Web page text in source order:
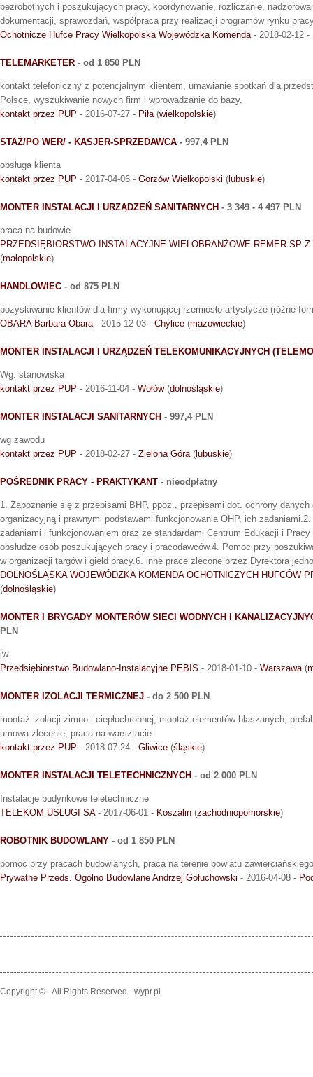
bezrobotnych i poszukujących pracy, koordynowanie, rozliczanie,
dokumentacji, sprawozdań, współpraca przy realizacji programów rynku
Ochotnicze Hufce Pracy Wielkopolska Wojewódzka Komenda - 2018-02-12 -
TELEMARKETER - od 1 850 PLN
kontakt telefoniczny z potencjalnym klientem, umawianie spotkań dla
Polsce, wyszukiwanie nowych firm i wprowadzanie do bazy,
kontakt przez PUP - 2016-07-27 - Piła (wielkopolskie)
STAŻ/PO WER/ - KASJER-SPRZEDAWCA - 997,4 PLN
obsługa klienta
kontakt przez PUP - 2017-04-06 - Gorzów Wielkopolski (lubuskie)
MONTER INSTALACJI I URZĄDZEŃ SANITARNYCH - 3 349 - 4 497 PLN
praca na budowie
PRZEDSIĘBIORSTWO INSTALACYJNE WIELOBRANŻOWE REMER SP Z
(małopolskie)
HANDLOWIEC - od 875 PLN
pozyskiwanie klientów dla firmy wykonującej rzemiosło artystycze (różne
OBARA Barbara Obara - 2015-12-03 - Chylice (mazowieckie)
MONTER INSTALACJI I URZĄDZEŃ TELEKOMUNIKACYJNYCH
Wg. stanowiska
kontakt przez PUP - 2016-11-04 - Wołów(dolnośląskie)
MONTER INSTALACJI SANITARNYCH - 997,4 PLN
wg zawodu
kontakt przez PUP - 2018-02-27 - Zielona Góra (lubuskie)
POŚREDNIK PRACY - PRAKTYKANT - nieodpłatny
1. Zapoznanie się z przepisami BHP, ppoż., przepisami dot. ochrony
organizacyjną i prawnymi podstawami funkcjonowania OHP, ich
zadaniami i funkcjonowaniem oraz ze standardami Centrum Edukacji i Pracy
obsłudze osób poszukujących pracy i pracodawców.4. Pomoc przy
w organizacji targów i giełd pracy.6. inne prace zlecone przez Dyrektora
DOLNOŚLĄSKA WOJEWÓDZKA KOMENDA OCHOTNICZYCH HUFCÓW
(dolnośląskie)
MONTER I BRYGADY MONTERÓW SIECI WODNYCH I
PLN
jw.
Przedsiębiorstwo Budowlano-Instalacyjne PEBIS - 2018-01-10 - Warszawa (
MONTER IZOLACJI TERMICZNEJ - do 2 500 PLN
montaż izolacji zimno i ciepłochronnej, montaż elementów blaszanych;
umowa zlecenie; praca na warsztacie
kontakt przez PUP - 2018-07-24 - Gliwice (śląskie)
MONTER INSTALACJI TELETECHNICZNYCH - od 2 000 PLN
Instalacje budynkowe teletechniczne
TELEKOM USŁUGI SA- 2017-06-01 - Koszalin (zachodniopomorskie)
ROBOTNIK BUDOWLANY - od 1 850 PLN
pomoc przy pracach budowlanych, praca na terenie powiatu zawierciańskiego
Prywatne Przeds. Ogólno Budowlane Andrzej Gołuchowski - 2016-04-08 -
Copyright © - All Rights Reserved - wypr.pl